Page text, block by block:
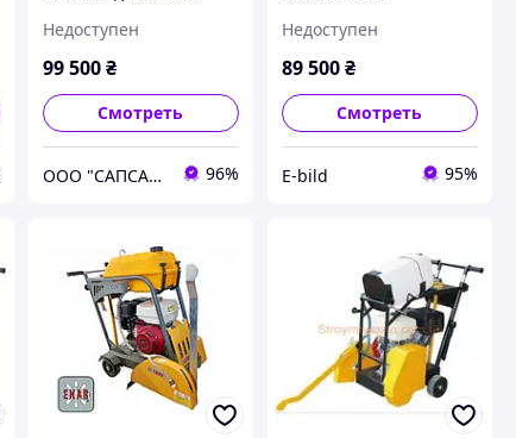
Honda GX160
Недоступен
99 500 ₴
Смотреть
ООО "САПСАН СЕРВИС" 96%
Недоступен
89 500₴
Смотреть
E-bild 95%